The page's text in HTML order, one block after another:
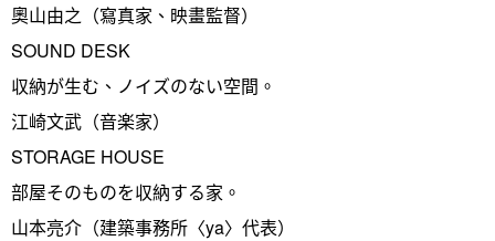
奧山由之（寫真家、映畫監督）
SOUND DESK
収納が生む、ノイズのない空間。
江崎文武（音楽家）
STORAGE HOUSE
部屋そのものを収納する家。
山本亮介（建築事務所〈ya〉代表）